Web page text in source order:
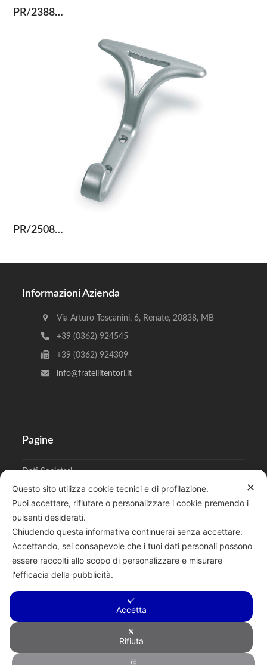
PR/2388…
PR/2508…
Informazioni Azienda
Via Arturo Toscanini, 6, Renate, 20838, MB
+39 (0362) 924545
+39 (0362) 924309
info@fratellitentori.it
Pagine
Dati Societari
Regolamento Privacy
✕
Questo sito utilizza cookie tecnici e di profilazione.
Puoi accettare, rifiutare o personalizzare i cookie premendo i
pulsanti desiderati.
Chiudendo questa informativa continuerai senza accettare.
Accettando, sei consapevole che i tuoi dati personali possono
essere raccolti allo scopo di personalizzare e misurare
l'efficacia della pubblicità.
Accetta
Rifiuta